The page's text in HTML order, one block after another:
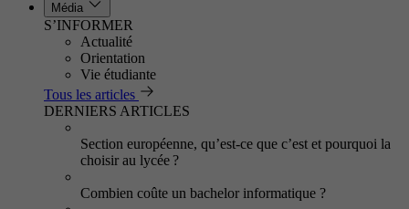
Média
S’INFORMER
Actualité
Orientation
Vie étudiante
Tous les articles
DERNIERS ARTICLES
Section européenne, qu’est-ce que c’est et pourquoi la
choisir au lycée ?
Combien coûte un bachelor informatique ?